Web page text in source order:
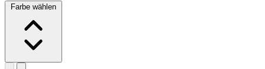
Farbe wählen